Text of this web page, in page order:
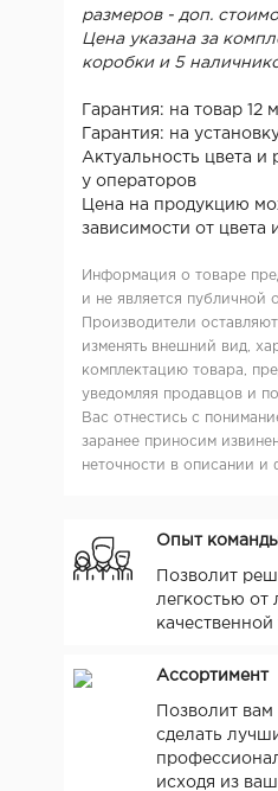
размеров - доп.
Цена указана за
коробки и 5
Гарантия: на товар 12
Гарантия: на
Актуальность цвета и
у операторов
Цена на продукцию
зависимости от цвета
Информация о товаре
и не является публичной
Производители
изменять внешний вид,
комплектацию товара,
уведомляя продавцов и
Вас отнестись с
заранее приносим
неточности в описании и
Опыт
Позволит
легкостью от
качественной
Ассортимент
Позволит
сделать
исходя из